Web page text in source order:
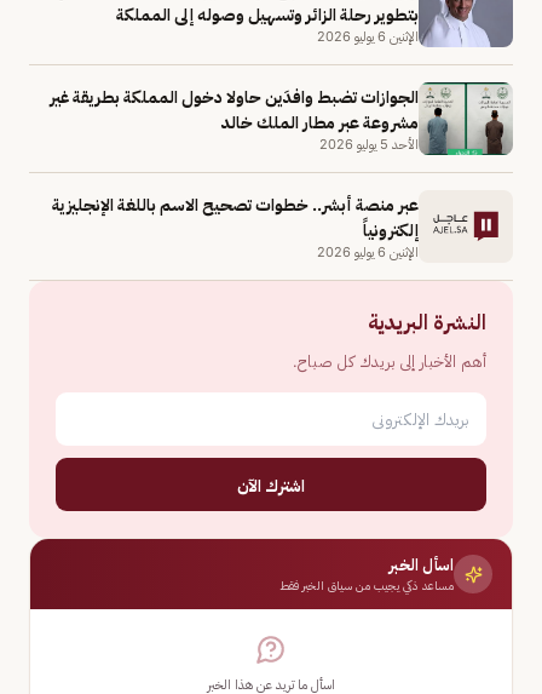
بتطوير رحلة الزائر وتسهيل وصوله إلى المملكة
الإثنين 6 يوليو 2026
الجوازات تضبط وافدَين حاولا دخول المملكة بطريقة غير
مشروعة عبر مطار الملك خالد
الأحد 5 يوليو 2026
عبر منصة أبشر.. خطوات تصحيح الاسم باللغة الإنجليزية
إلكترونياً
الإثنين 6 يوليو 2026
النشرة البريدية
أهم الأخبار إلى بريدك كل صباح.
اشترك الآن
اسأل الخبر
مساعد ذكي يجيب من سياق الخبر فقط
اسأل ما تريد عن هذا الخبر